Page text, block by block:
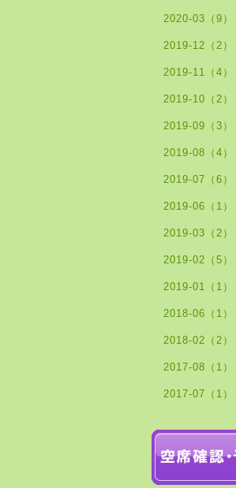
2020-03（9）
2019-12（2）
2019-11（4）
2019-10（2）
2019-09（3）
2019-08（4）
2019-07（6）
2019-06（1）
2019-03（2）
2019-02（5）
2019-01（1）
2018-06（1）
2018-02（2）
2017-08（1）
2017-07（1）